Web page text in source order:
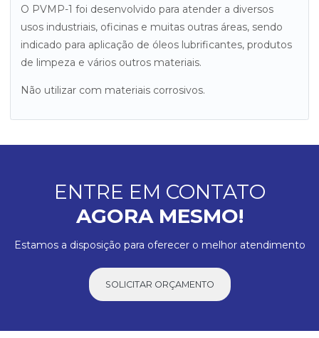
O PVMP-1 foi desenvolvido para atender a diversos
usos industriais, oficinas e muitas outras áreas, sendo
indicado para aplicação de óleos lubrificantes, produtos
de limpeza e vários outros materiais.
Não utilizar com materiais corrosivos.
ENTRE EM CONTATO
AGORA MESMO!
Estamos a disposição para oferecer o melhor atendimento
SOLICITAR ORÇAMENTO